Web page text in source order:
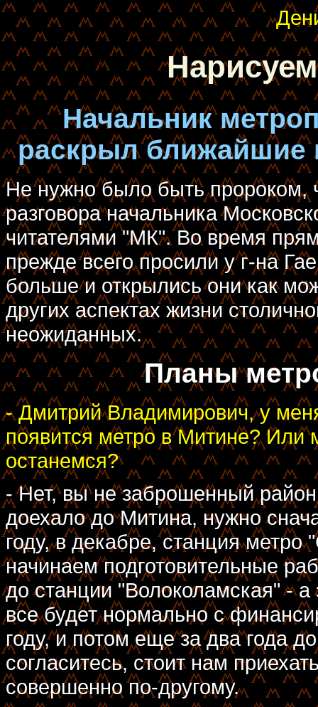
Начальник
раскрыл ближайшие
Не нужно было быть пророком,
разговора начальника
читателями "МК". Во время
прежде всего просили у г-на
больше и открылись они как
других аспектах жизни
неожиданных.
Планы
- Дмитрий Владимирович, у
появится метро в Митине?
останемся?
- Нет, вы не заброшенный
доехало до Митина, нужно
году, в декабре, станция
начинаем подготовительные
до станции "Волоколамская" -
все будет нормально с
году, и потом еще за два года
согласитесь, стоит нам
совершенно по-другому.